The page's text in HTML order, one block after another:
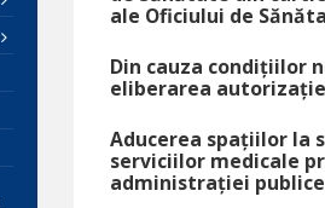
ale Oficiului de
Din cauza condițiilor
eliberarea
Aducerea spațiilor la
serviciilor medicale
administrației